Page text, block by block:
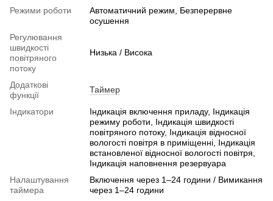
Режими роботи
Автоматичний режим, Безперервне
осушення
Регулювання
швидкості
повітряного
потоку
Низька / Висока
Додаткові
функції
Таймер
Індикатори
Індикація включення приладу, Індикація
режиму роботи, Індикація швидкості
повітряного потоку, Індикація відносної
вологості повітря в приміщенні, Індикація
встановленої відносної вологості повітря,
Індикація наповнення резервуара
Налаштування
таймера
Включення через 1–24 години / Вимикання
через 1–24 години